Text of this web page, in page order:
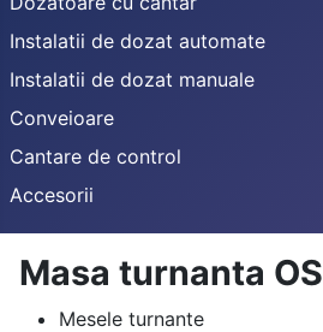
Instalatii de dozat automate
Instalatii de dozat manuale
Conveioare
Cantare de control
Accesorii
Masa turnanta OS
Mesele turnante